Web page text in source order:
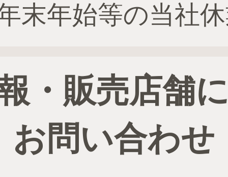
末年始等の当社
・販売店舗
お問い合わせ